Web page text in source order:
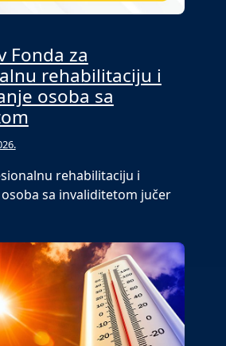
Fonda za
rehabilitaciju i
osoba sa
rehabilitaciju i
sa invaliditetom jučer